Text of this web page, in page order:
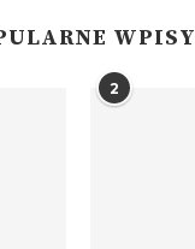
WPISY
2